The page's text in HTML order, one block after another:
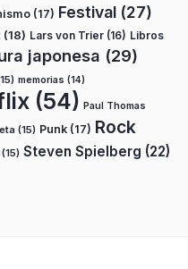
(17) Festival (27)
(18) Lars von Trier (16) Libros
japonesa (29)
memorias (14)
(54) Paul Thomas
(15) Punk (17) Rock
(15) Steven Spielberg (22)